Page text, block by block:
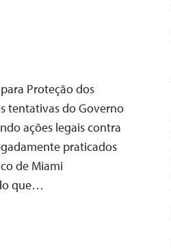
Proteção dos
tentativas do Governo
ações legais contra
praticados
de Miami
que…